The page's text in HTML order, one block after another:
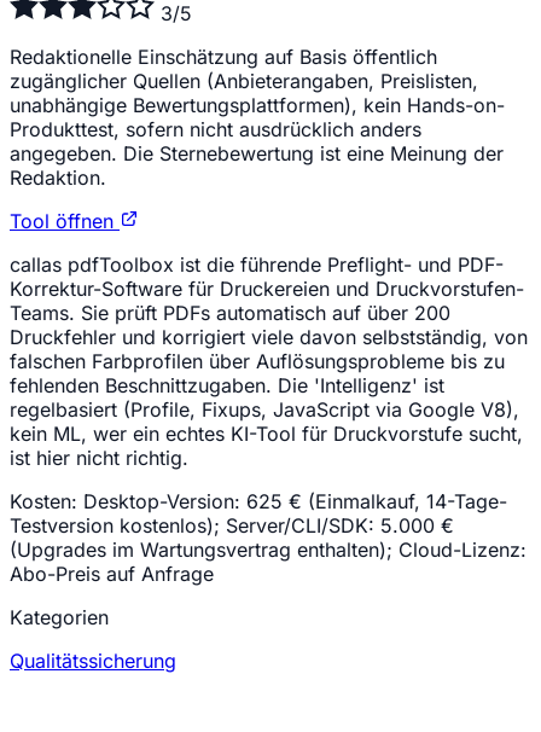
3/5
Redaktionelle Einschätzung auf Basis öffentlich
zugänglicher Quellen (Anbieterangaben, Preislisten,
unabhängige Bewertungsplattformen), kein Hands-on-
Produkttest, sofern nicht ausdrücklich anders
angegeben. Die Sternebewertung ist eine Meinung der
Redaktion.
Tool öffnen
callas pdfToolbox ist die führende Preflight- und PDF-
Korrektur-Software für Druckereien und Druckvorstufen-
Teams. Sie prüft PDFs automatisch auf über 200
Druckfehler und korrigiert viele davon selbstständig, von
falschen Farbprofilen über Auflösungsprobleme bis zu
fehlenden Beschnittzugaben. Die 'Intelligenz' ist
regelbasiert (Profile, Fixups, JavaScript via Google V8),
kein ML, wer ein echtes KI-Tool für Druckvorstufe sucht,
ist hier nicht richtig.
Kosten: Desktop-Version: 625 € (Einmalkauf, 14-Tage-
Testversion kostenlos); Server/CLI/SDK: 5.000 €
(Upgrades im Wartungsvertrag enthalten); Cloud-Lizenz:
Abo-Preis auf Anfrage
Kategorien
Qualitätssicherung